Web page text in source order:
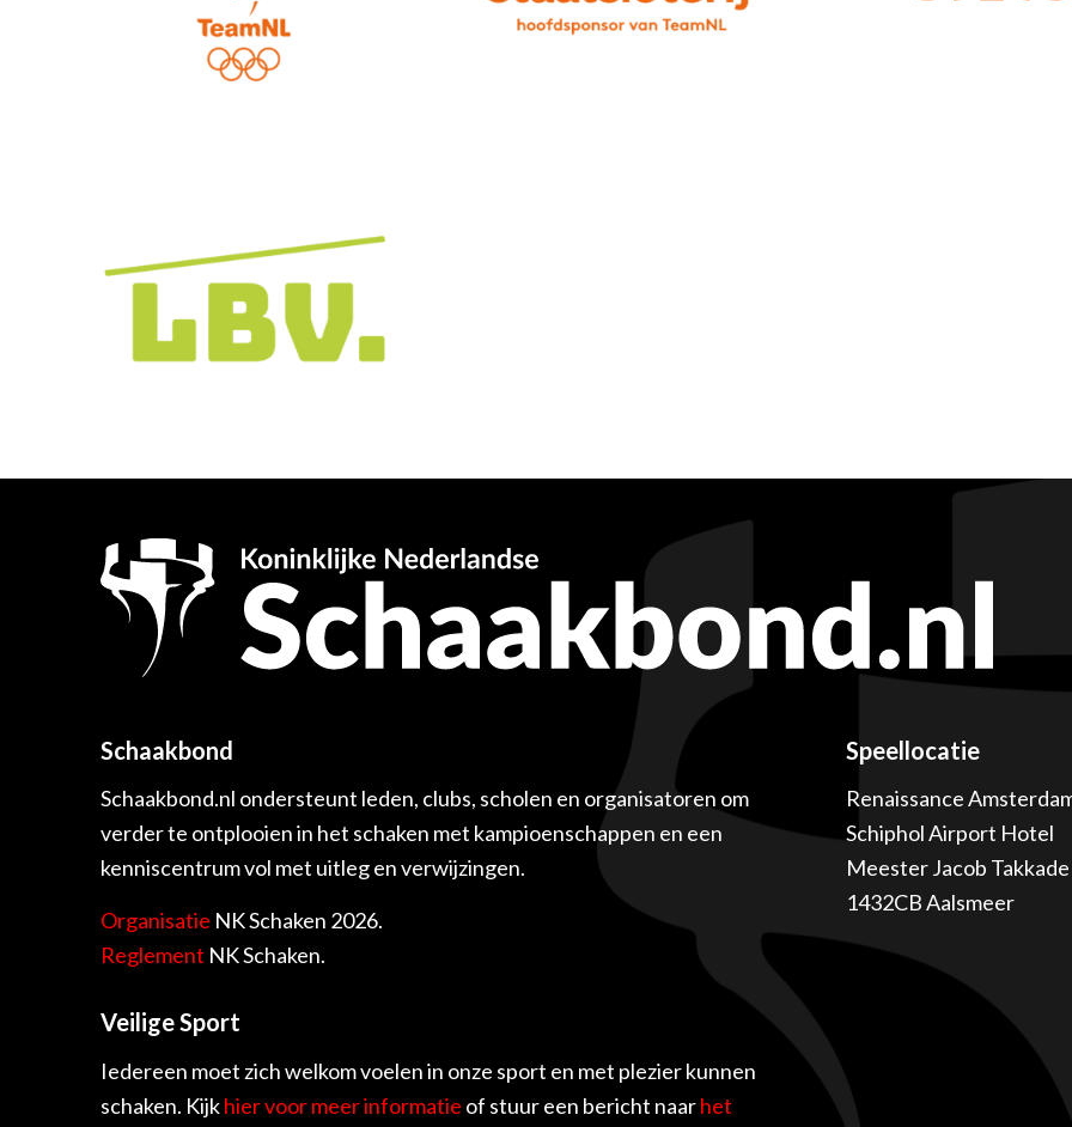
Schaakbond
Schaakbond.nl ondersteunt leden, clubs, scholen en organisatoren om
verder te ontplooien in het schaken met kampioenschappen en een
kenniscentrum vol met uitleg en verwijzingen.
Organisatie NK Schaken 2026.
Reglement NK Schaken.
Veilige Sport
Iedereen moet zich welkom voelen in onze sport en met plezier kunnen
schaken. Kijkhier voor meer informatie of stuur een bericht naarhet
Speellocatie
Renaissance
Schiphol Airport Hotel
Meester Jacob
1432CB Aalsmeer